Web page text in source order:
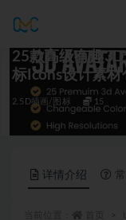
25款高级有趣
标Icons设计素
2.5D插画/图标 15
详情介绍